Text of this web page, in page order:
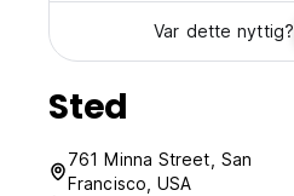
Var dette nyttig?
Sted
761 Minna Street, San
Francisco, USA